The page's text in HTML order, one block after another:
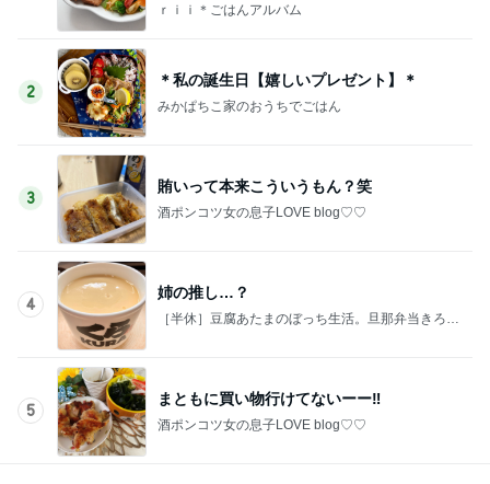
ｒｉｉ＊ごはんアルバム
2
＊私の誕生日【嬉しいプレゼント】＊
みかぱちこ家のおうちでごはん
3
賄いって本来こういうもん？笑
酒ポンコツ女の息子LOVE blog♡♡
4
姉の推し…？
［半休］豆腐あたまのぼっち生活。旦那弁当きろく
5
まともに買い物行けてないーー‼︎
酒ポンコツ女の息子LOVE blog♡♡